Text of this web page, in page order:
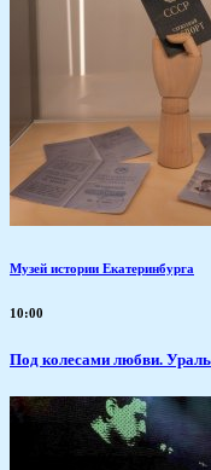
Музей истории Екатеринбурга
10:00
Под колесами любви.